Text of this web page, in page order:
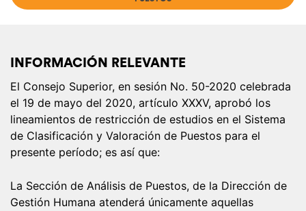
INFORMACIÓN RELEVANTE
El Consejo Superior, en sesión No. 50-2020 celebrada
el 19 de mayo del 2020, artículo XXXV, aprobó los
lineamientos de restricción de estudios en el Sistema
de Clasificación y Valoración de Puestos para el
presente período; es así que:
La Sección de Análisis de Puestos, de la Dirección de
Gestión Humana atenderá únicamente aquellas